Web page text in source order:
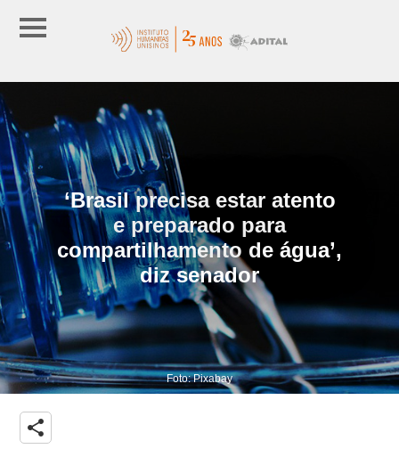
‘Brasil precisa estar atento
e preparado para
compartilhamento de água’,
diz senador
Foto: Pixabay
share